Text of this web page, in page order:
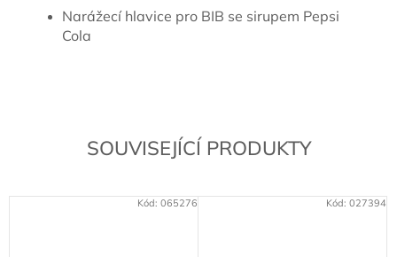
SOUVISEJÍCÍ PRODUKTY
Kód: 065276 Kód: 027394
Narážecí hlavice pro BIB se sirupem Pepsi
Cola